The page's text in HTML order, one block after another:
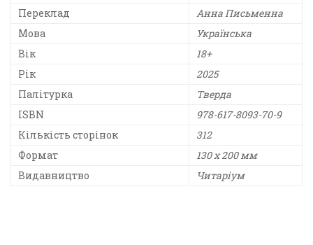
Переклад
Анна Письменна
Мова
Українська
Вік
18+
Рік
2025
Палітурка
Тверда
ISBN
978-617-8093-70-9
Кількість сторінок
312
Формат
130 х 200 мм
Видавництво
Читаріум